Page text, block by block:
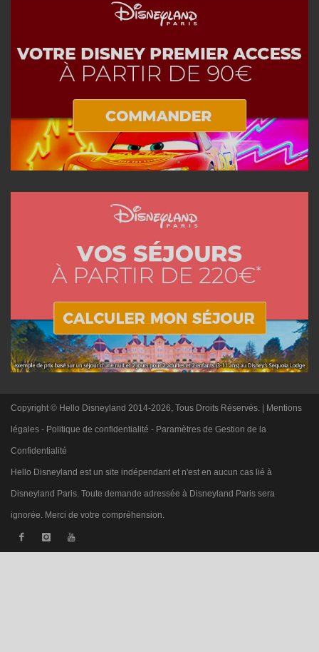
Copyright © Hello Disneyland 2014-2026, Tous Droits Réservés. | Mentions
légales - Politique de confidentialité - Paramètres de Gestion de la
Confidentialité
Hello Disneyland est un site indépendant et n'est en aucun cas lié à
Disneyland Paris. Toute demande adressée à Disneyland Paris sera
ignorée. Merci de votre compréhension.